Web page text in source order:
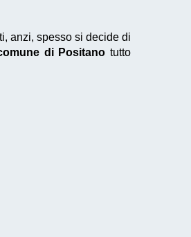
anzi, spesso si decide di
di Positano tutto